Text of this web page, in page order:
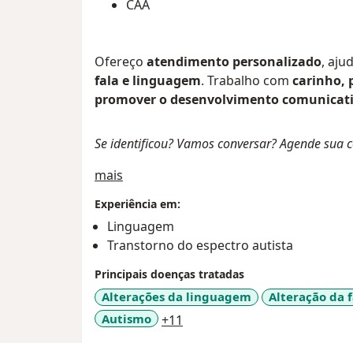
CAA
Ofereço atendimento personalizado,
fala e linguagem. Trabalho com carinho,
promover o desenvolvimento
Se identificou? Vamos conversar? Agende sua
mais
Experiência em:
Linguagem
Transtorno do espectro autista
Principais doenças tratadas
Alterações da linguagem
Alteração da
Autismo
+11